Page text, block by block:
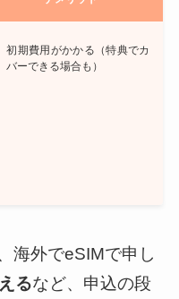
初期費用がかかる（特典でカ
バーできる場合も）
海外でeSIMで申し
るなど、申込の段